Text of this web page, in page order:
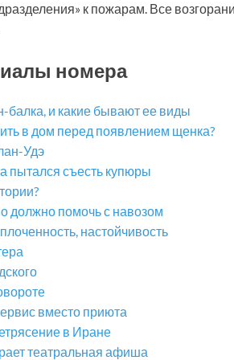
к пожарам. Все
номера
балка, и какие бывают ее виды
в дом перед появлением щенка?
Удэ
пытался съесть купюры
должно помочь с навозом
настойчивость
вместо приюта
в Иране
театральная афиша